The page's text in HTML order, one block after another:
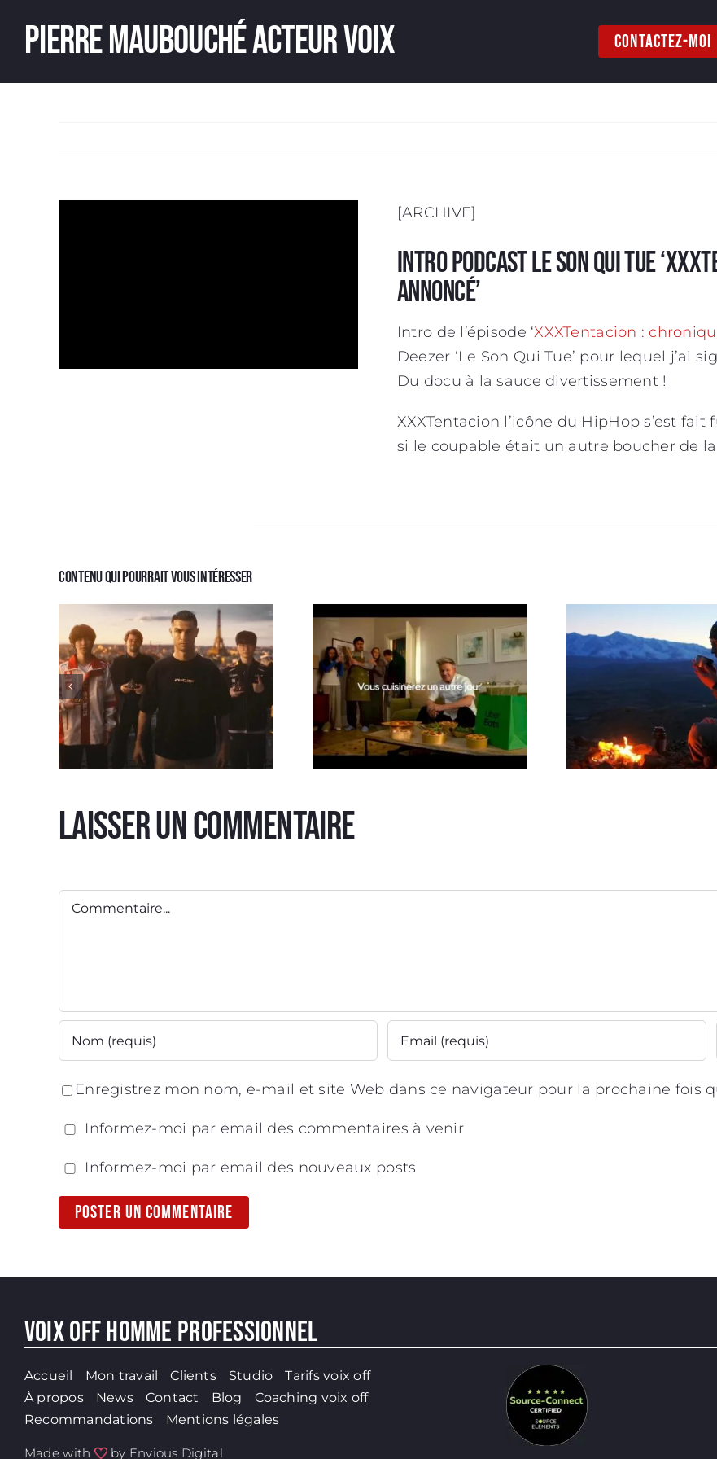
Pierre Maubouché acteur voix CONTACTEZ-MOI
[ARCHIVE]
Intro podcast Le Son Qui Tue
annoncé’
Intro de l’épisode ‘XXXTentacion :
Deezer ‘Le Son Qui Tue’ pour lequel j’ai
Du docu à la sauce divertissement !
XXXTentacion l’icône du HipHop s’est
si le coupable était un autre boucher de
Contenu qui pourrait vous intéresser
Spot TV Uber Eats ‘Vous
Laisser un commentaire
Commentaire
Enregistrez mon nom, e-mail et site Web dans ce navigateur pour la prochaine fois
Informez-moi par email des commentaires à venir
Informez-moi par email des nouveaux posts
VOIX OFF HOMME PROFESSIONNEL
Accueil Mon travail Clients Studio
Tarifs voix off
À propos
News Contact Blog
Coaching voix off
Recommandations
Mentions légales
Made with by Envious Digital